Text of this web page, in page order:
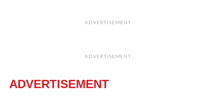
ADVERTISEMENT
ADVERTISEMENT
ADVERTISEMENT